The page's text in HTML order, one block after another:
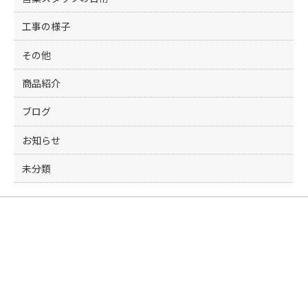
工事の様子
その他
商品紹介
ブログ
お知らせ
未分類